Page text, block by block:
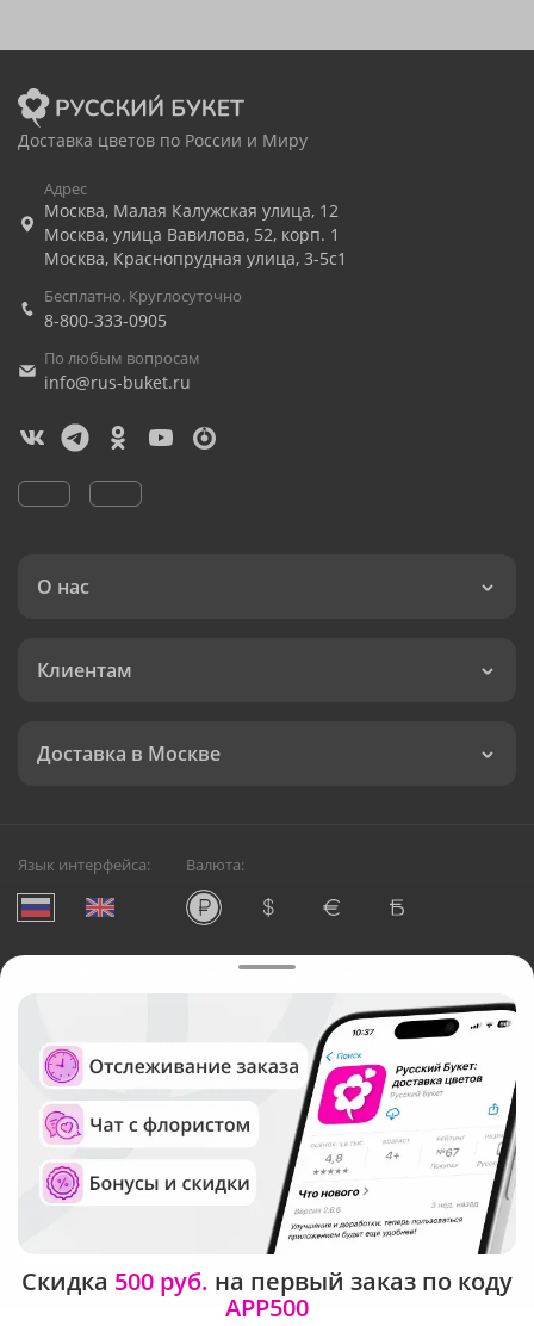
Доставка цветов по России и Миру
Адрес
Москва, Малая Калужская улица, 12
Москва, улица Вавилова, 52, корп. 1
Москва, Краснопрудная улица, 3-5с1
Бесплатно. Круглосуточно
8-800-333-0905
По любым вопросам
info@rus-buket.ru
О нас
Клиентам
Доставка в Москве
Язык интерфейса: Валюта:
Служба круглосуточной доставки цветов в Москве
Русский Букет, 2026
Общество с ограниченной ответственностью «Технология»
ОГРН: 1195476081745, ИНН: 5410081997
Юридический адрес: г. Новосибирск, ул. Ипподромская,
д.42, оф. 3
Рейтинг Русского букета в г. Москва
Скидка 500 руб. на первый заказ по коду
APP500